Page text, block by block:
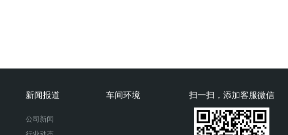
扫一扫，添加客服微信
新闻报道
公司新闻
车间环境